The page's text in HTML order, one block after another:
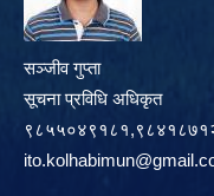
सञ्जीव गुप्ता
सूचना प्रविधि अधिकृत